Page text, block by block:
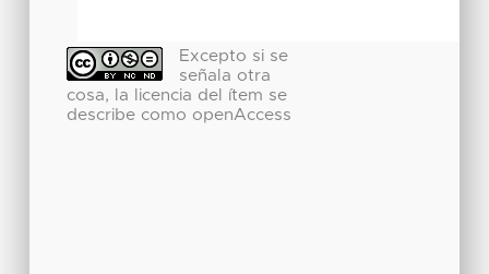
Excepto si se
señala otra
cosa, la licencia del ítem se
describe como openAccess